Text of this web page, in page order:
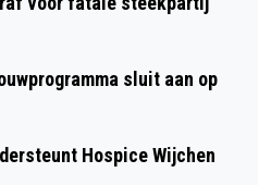
sluit aan op
Hospice Wijchen